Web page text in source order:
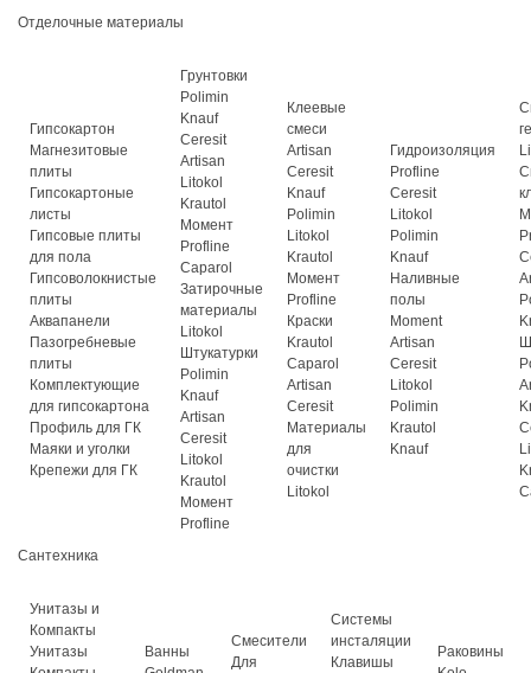
Отделочные материалы
Гипсокартон
Магнезитовые
плиты
Гипсокартоные
листы
Гипсовые плиты
для пола
Гипсоволокнистые
плиты
Аквапанели
Пазогребневые
плиты
Комплектующие
для гипсокартона
Профиль для ГК
Маяки и уголки
Крепежи для ГК
Грунтовки
Polimin
Knauf
Ceresit
Artisan
Litokol
Krautol
Момент
Profline
Caparol
Затирочные
материалы
Litokol
Штукатурки
Polimin
Knauf
Artisan
Ceresit
Litokol
Krautol
Момент
Profline
Клеевые
смеси
Artisan
Ceresit
Knauf
Polimin
Litokol
Krautol
Момент
Profline
Краски
Krautol
Caparol
Artisan
Ceresit
Материалы
для
очистки
Litokol
Гидроизоляция
Profline
Ceresit
Litokol
Polimin
Knauf
Наливные
полы
Moment
Artisan
Ceresit
Litokol
Polimin
Krautol
Knauf
Сантехника
Унитазы и
Компакты
Унитазы
Ванны
Смесители
Для
Системы
инсталяции
Клавишы
Раковины